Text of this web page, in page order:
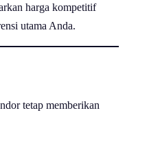
harga kompetitif
utama Anda.
tetap memberikan